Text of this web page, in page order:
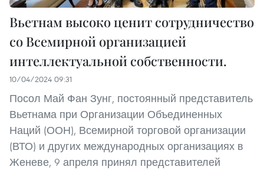
Вьетнам высоко ценит сотрудничество
со Всемирной организацией
интеллектуальной собственности.
10/04/2024 09:31
Посол Май Фан Зунг, постоянный представитель
Вьетнама при Организации Объединенных
Наций (ООН), Всемирной торговой организации
(ВТО) и других международных организациях в
Женеве, 9 апреля принял представителей